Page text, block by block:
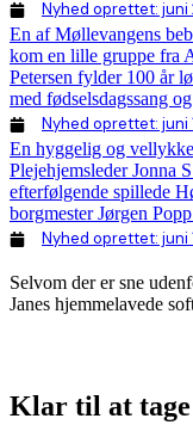
Nyhed oprettet: juni
En af Møllevangens
kom en lille gruppe fra
Petersen fylder 100 år
med fødselsdagssang
Nyhed oprettet: juni
En hyggelig og
Plejehjemsleder Jonna
efterfølgende spillede
borgmester Jørgen
Nyhed oprettet: juni
Selvom der er sne
Janes hjemmelavede
Klar til at tage